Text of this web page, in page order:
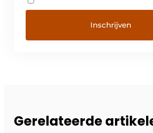
Gerelateerde